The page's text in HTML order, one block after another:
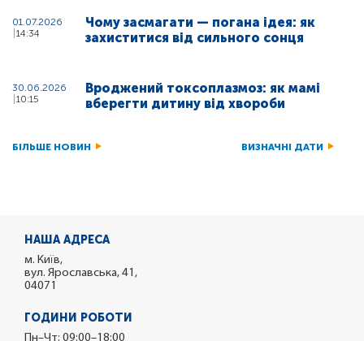
01.07.2026
14:34
Чому засмагати — погана ідея: як
захиститися від сильного сонця
30.06.2026
10:15
Вроджений токсоплазмоз: як мамі
вберегти дитину від хвороби
БІЛЬШЕ НОВИН ВИЗНАЧНІ ДАТИ
НАША АДРЕСА
м. Київ,
вул. Ярославська, 41,
04071
ГОДИНИ РОБОТИ
Пн–Чт: 09:00–18:00